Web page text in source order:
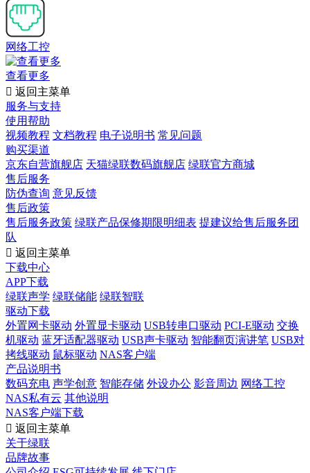
网络工控
查看更多
 返回主菜单
服务与支持
使用帮助
视频教程 文档教程 电子说明书 常见问题
购买渠道
京东自营旗舰店 天猫绿联数码旗舰店 绿联官方商城
售后服务
防伪查询 意见反馈
售后政策
售后服务政策 绿联产品保修期限明细表 提建议给售后服务团
队
 返回主菜单
下载中心
APP下载
绿联声学 绿联储能 绿联智联
驱动下载
外置网卡驱动 外置显卡驱动 USB转串口驱动 PCI-E驱动 交换
机驱动 蓝牙适配器驱动 USB声卡驱动 智能翻页演讲笔 USB对
拷线驱动 鼠标驱动 NAS客户端
产品说明书
数码充电 声学创意 智能存储 外设办公 影音周边 网络工控
NAS私有云 其他说明
NAS客户端下载
 返回主菜单
关于绿联
品牌故事